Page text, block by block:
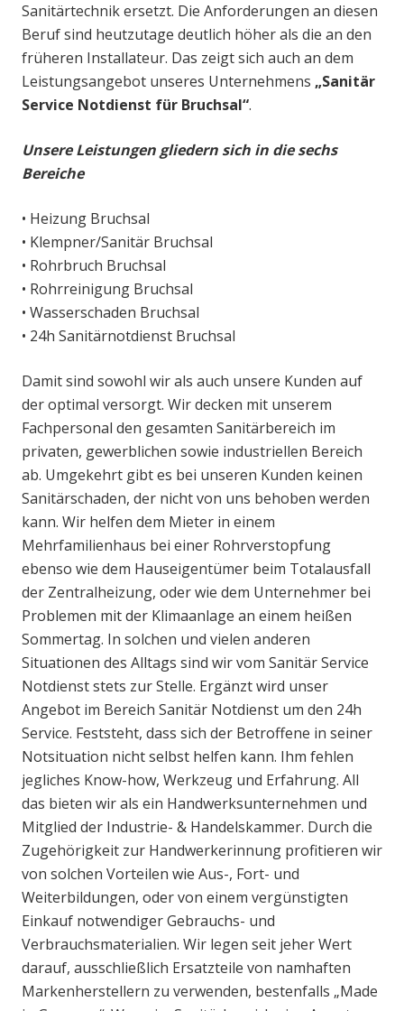
Sanitärtechnik ersetzt. Die Anforderungen an diesen
Beruf sind heutzutage deutlich höher als die an den
früheren Installateur. Das zeigt sich auch an dem
Leistungsangebot unseres Unternehmens „Sanitär
Service Notdienst für Bruchsal“.
Unsere Leistungen gliedern sich in die sechs
Bereiche
• Heizung Bruchsal
• Klempner/Sanitär Bruchsal
• Rohrbruch Bruchsal
• Rohrreinigung Bruchsal
• Wasserschaden Bruchsal
• 24h Sanitärnotdienst Bruchsal
Damit sind sowohl wir als auch unsere Kunden auf
der optimal versorgt. Wir decken mit unserem
Fachpersonal den gesamten Sanitärbereich im
privaten, gewerblichen sowie industriellen Bereich
ab. Umgekehrt gibt es bei unseren Kunden keinen
Sanitärschaden, der nicht von uns behoben werden
kann. Wir helfen dem Mieter in einem
Mehrfamilienhaus bei einer Rohrverstopfung
ebenso wie dem Hauseigentümer beim Totalausfall
der Zentralheizung, oder wie dem Unternehmer bei
Problemen mit der Klimaanlage an einem heißen
Sommertag. In solchen und vielen anderen
Situationen des Alltags sind wir vom Sanitär Service
Notdienst stets zur Stelle. Ergänzt wird unser
Angebot im Bereich Sanitär Notdienst um den 24h
Service. Feststeht, dass sich der Betroffene in seiner
Notsituation nicht selbst helfen kann. Ihm fehlen
jegliches Know-how, Werkzeug und Erfahrung. All
das bieten wir als ein Handwerksunternehmen und
Mitglied der Industrie- & Handelskammer. Durch die
Zugehörigkeit zur Handwerkerinnung profitieren wir
von solchen Vorteilen wie Aus-, Fort- und
Weiterbildungen, oder von einem vergünstigten
Einkauf notwendiger Gebrauchs- und
Verbrauchsmaterialien. Wir legen seit jeher Wert
darauf, ausschließlich Ersatzteile von namhaften
Markenherstellern zu verwenden, bestenfalls „Made